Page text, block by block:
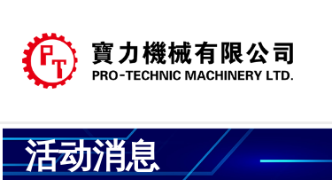
活动消息